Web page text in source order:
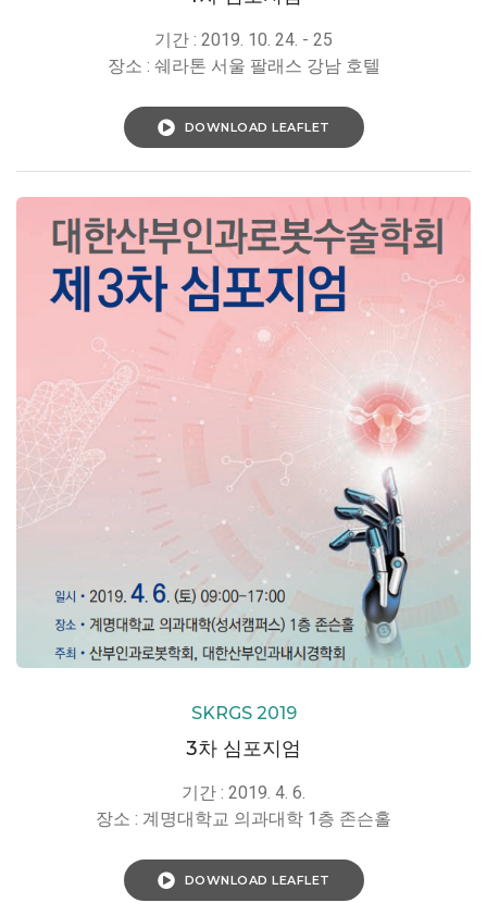
기간 : 2019. 10. 24. - 25
장소 : 쉐라톤 서울 팔래스 강남 호텔
DOWNLOAD LEAFLET
SKRGS 2019
3차 심포지엄
기간 : 2019. 4. 6.
장소 : 계명대학교 의과대학 1층 존슨홀
DOWNLOAD LEAFLET